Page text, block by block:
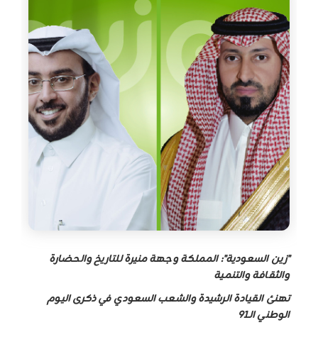
"زين السعودية": المملكة وجهة منيرة للتاريخ والحضارة
والثقافة والتنمية
تهنئ القيادة الرشيدة والشعب السعودي في ذكرى اليوم
الوطني الـ91